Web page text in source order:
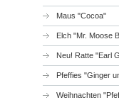
Maus "Cocoa"
Elch "Mr. Moose
Neu! Ratte "Earl
Pfeffies "Ginger
Weihnachten